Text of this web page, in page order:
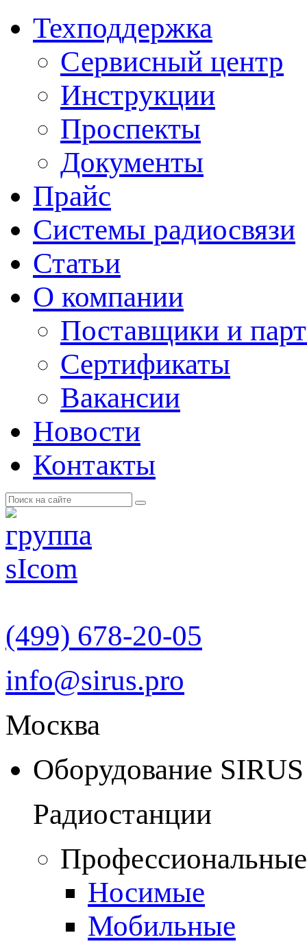
Техподдержка
Сервисный центр
Инструкции
Проспекты
Документы
Прайс
Системы радиосвязи
Статьи
О компании
Поставщики и
Cертификаты
Вакансии
Новости
Контакты
(499) 678-20-05
info@sirus.pro
Москва
Оборудование SIRUS
Радиостанции
Носимые
Мобильные